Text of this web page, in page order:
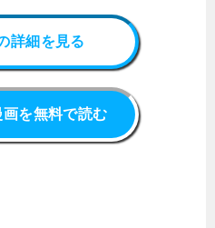
詳細を見る
を無料で読む